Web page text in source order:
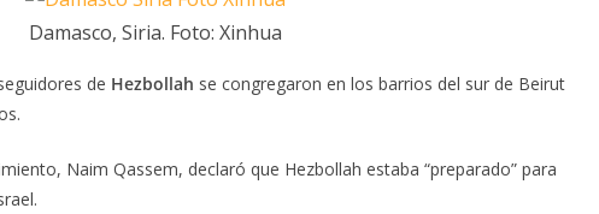
Damasco, Siria. Foto: Xinhua
de Hezbollah se congregaron en los barrios del sur de Beirut
Naim Qassem, declaró que Hezbollah estaba “preparado” para